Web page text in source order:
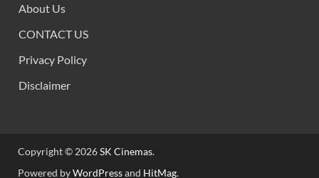
About Us
CONTACT US
Privacy Policy
Disclaimer
Copyright © 2026SK Cinemas.
Powered byWordPressand HitMag.